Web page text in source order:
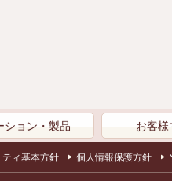
ション・製品 お客様
ィ基本方針 個人情報保護方針